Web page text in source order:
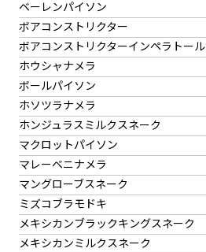
ベーレンパイソン
ボアコンストリクター
ボアコンストリクターインペラトール
ホウシャナメラ
ボールパイソン
ホソツラナメラ
ホンジュラスミルクスネーク
マクロットパイソン
マレーベニナメラ
マングローブスネーク
ミズコブラモドキ
メキシカンブラックキングスネーク
メキシカンミルクスネーク